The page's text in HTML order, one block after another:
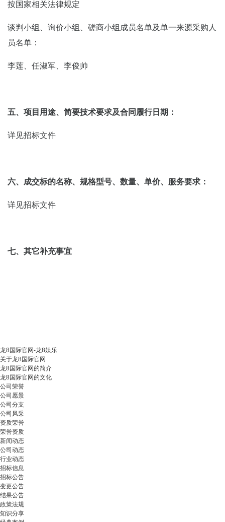
按国家相关法律规定
谈判小组、询价小组、磋商小组成员名单及单一来源采购人
员名单：
李莲、任淑军、李俊帅
五、项目用途、简要技术要求及合同履行日期：
详见招标文件
六、成交标的名称、规格型号、数量、单价、服务要求：
详见招标文件
七、其它补充事宜
龙8国际官网-龙8娱乐
关于龙8国际官网
龙8国际官网的简介
龙8国际官网的文化
公司荣誉
公司愿景
公司分支
公司风采
资质荣誉
荣誉资质
新闻动态
公司动态
行业动态
招标信息
招标公告
变更公告
结果公告
政策法规
知识分享